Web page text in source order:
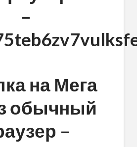
–
на Мега
обычный
–